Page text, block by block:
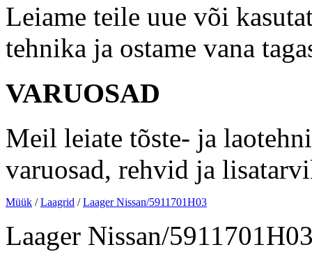
Leiame teile uue või
tehnika ja ostame vana
VARUOSAD
Meil leiate tõste- ja
varuosad, rehvid ja
Müük /Laagrid /Laager Nissan/5911701H03
Laager Nissan/